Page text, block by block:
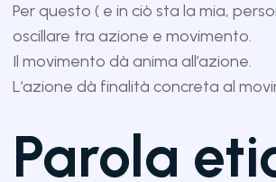
Per questo ( e in ciò sta la mia,
oscillare tra azione e movimento.
Il movimento dà anima all’azione.
L’azione dà finalità concreta al
Parola